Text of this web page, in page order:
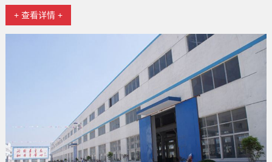
+ 查看详情 +